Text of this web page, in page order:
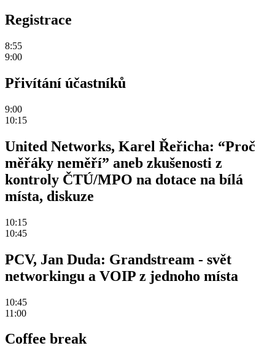
Registrace
8:55
9:00
Přivítání účastníků
9:00
10:15
United Networks, Karel Řeřicha: “Proč
měřáky neměří” aneb zkušenosti z
kontroly ČTÚ/MPO na dotace na bílá
místa, diskuze
10:15
10:45
PCV, Jan Duda: Grandstream - svět
networkingu a VOIP z jednoho místa
10:45
11:00
Coffee break